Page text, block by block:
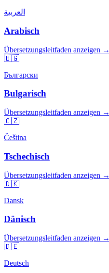
العربية
Arabisch
Übersetzungsleitfaden anzeigen →
🇧🇬
Български
Bulgarisch
Übersetzungsleitfaden anzeigen →
🇨🇿
Čeština
Tschechisch
Übersetzungsleitfaden anzeigen →
🇩🇰
Dansk
Dänisch
Übersetzungsleitfaden anzeigen →
🇩🇪
Deutsch